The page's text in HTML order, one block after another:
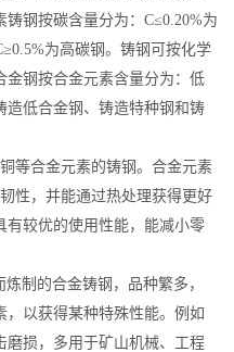
钢按碳含量分为：C≤0.20%为
为高碳钢。铸钢可按化学
金钢按合金元素含量分为：低
造低合金钢、铸造特种钢和铸
等合金元素的铸钢。合金元素
性，并能通过热处理获得更好
有较优的使用性能，能减小零
制的合金铸钢，品种繁多，
以获得某种特殊性能。例如
磨损，多用于矿山机械、工程